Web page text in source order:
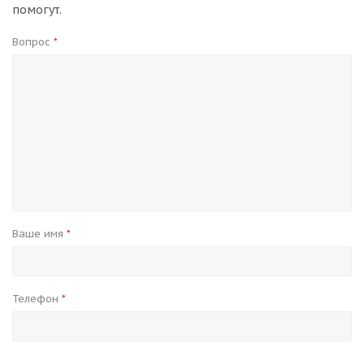
помогут.
Вопрос *
Ваше имя *
Телефон *